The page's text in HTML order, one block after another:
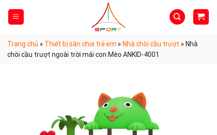
Trang chủ » Thiết bị sân chơi trẻ em » Nhà chòi cầu trượt » Nhà
chòi cầu trượt ngoài trời mái con Mèo ANKID-4001